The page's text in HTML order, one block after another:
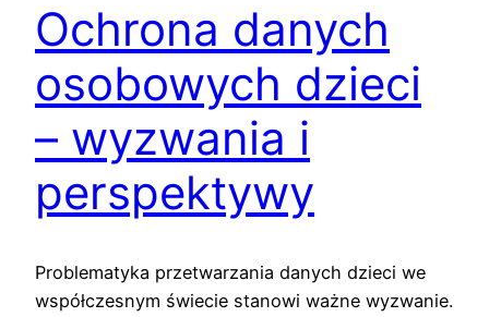
Ochrona danych
osobowych dzieci
– wyzwania i
perspektywy
Problematyka przetwarzania danych dzieci we
współczesnym świecie stanowi ważne wyzwanie.